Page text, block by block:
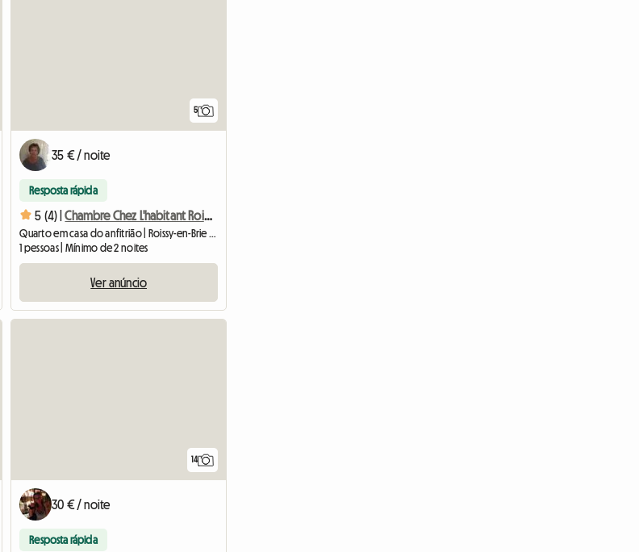
5
35 € / noite
Resposta rápida
5 (4) | Chambre Chez L'habitant Roissy En Brie (seine Et Marne) 1 Pe
1 pessoas | Mínimo de 2 noites
Ver anúncio
14
30 € / noite
Resposta rápida